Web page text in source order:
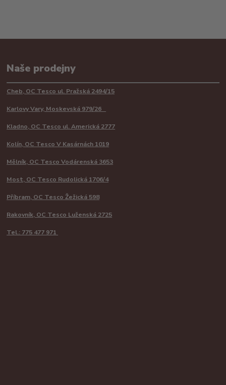
Naše prodejny
Cheb, OC Tesco ul. Pražská 2494/15
Karlovy Vary, Moskevská 979/26
Kladno, OC Tesco ul. Americká 2777
Kolín, OC Tesco V Kasárnách 1019
Mělník, OC Tesco Vodárenská 3653
Most, OC Tesco Rudolická 1706/4
Příbram, OC Tesco Žežická 598
Rakovník, OC Tesco Luženská 2725
Tel.: 775 477 971